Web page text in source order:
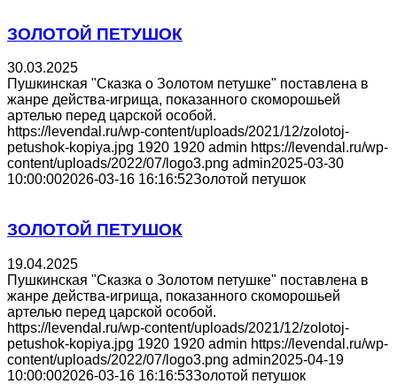
ЗОЛОТОЙ ПЕТУШОК
30.03.2025
Пушкинская "Сказка о Золотом петушке" поставлена в
жанре действа-игрища, показанного скоморошьей
артелью перед царской особой.
https://levendal.ru/wp-content/uploads/2021/12/zolotoj-
petushok-kopiya.jpg 1920 1920 admin https://levendal.ru/wp-
content/uploads/2022/07/logo3.png admin2025-03-30
10:00:002026-03-16 16:16:52Золотой петушок
ЗОЛОТОЙ ПЕТУШОК
19.04.2025
Пушкинская "Сказка о Золотом петушке" поставлена в
жанре действа-игрища, показанного скоморошьей
артелью перед царской особой.
https://levendal.ru/wp-content/uploads/2021/12/zolotoj-
petushok-kopiya.jpg 1920 1920 admin https://levendal.ru/wp-
content/uploads/2022/07/logo3.png admin2025-04-19
10:00:002026-03-16 16:16:53Золотой петушок